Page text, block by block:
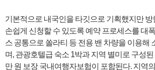
기본적으로 내국인을 타깃으로 기획했지만 방
손쉽게 신청할 수 있도록 예약 프로세스를 대
스 공통으로 쏠라티 등 전용 밴 차량을 이용해
며, 관광호텔급 숙소 1박과 지역 별미로 구성된
만 원 보장 국내여행자보험이 포함된다. 지역